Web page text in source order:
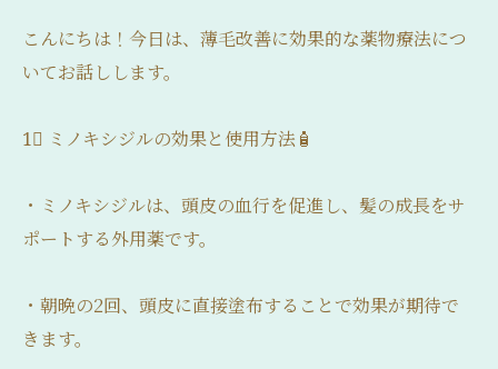
こんにちは！今日は、薄毛改善に効果的な薬物療法につ
いてお話しします。
1⃣ ミノキシジルの効果と使用方法🧴
・ミノキシジルは、頭皮の血行を促進し、髪の成長をサ
ポートする外用薬です。
・朝晩の2回、頭皮に直接塗布することで効果が期待で
きます。